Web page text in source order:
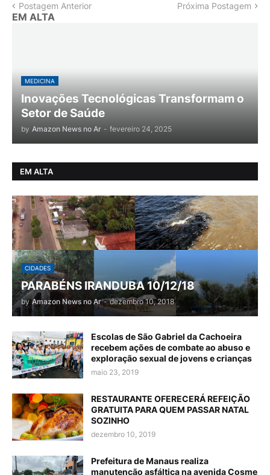
Postagem Anterior Próxima Postagem
EM ALTA
MEDICINA
Inovações Tecnológicas Transformam o
Setor de Saúde
by Amazon News no Ar - fevereiro 24, 2025
EM ALTA
CIDADES
PARABÉNS IRANDUBA 10/12/18
by Amazon News no Ar - dezembro 10, 2018
Escolas de São Gabriel da Cachoeira
recebem ações de combate ao abuso e
exploração sexual de jovens e crianças
maio 23, 2019
RESTAURANTE OFERECERÁ REFEIÇÃO
GRATUITA PARA QUEM PASSAR NATAL
SOZINHO
dezembro 10, 2019
Prefeitura de Manaus realiza
manutenção asfáltica na avenida Cosme